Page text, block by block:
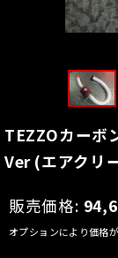
TEZZOカーボ
Ver (エアクリ
販売価格:
オプションにより価格